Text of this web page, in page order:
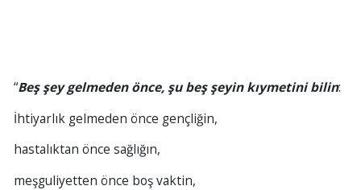
“Beş şey gelmeden önce, şu beş şeyin kıymetini bilin:
İhtiyarlık gelmeden önce gençliğin,
hastalıktan önce sağlığın,
meşguliyetten önce boş vaktin,